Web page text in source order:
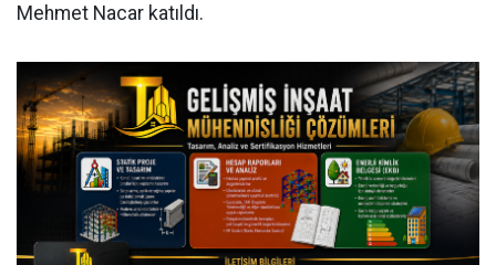
Mehmet Nacar katıldı.